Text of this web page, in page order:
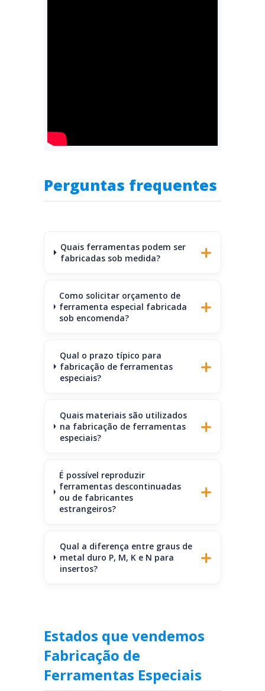
Perguntas frequentes
Quais ferramentas podem ser
fabricadas sob medida?
Como solicitar orçamento de
ferramenta especial fabricada
sob encomenda?
Qual o prazo típico para
fabricação de ferramentas
especiais?
Quais materiais são utilizados
na fabricação de ferramentas
especiais?
É possível reproduzir
ferramentas descontinuadas
ou de fabricantes
estrangeiros?
Qual a diferença entre graus de
metal duro P, M, K e N para
insertos?
Estados que vendemos
Fabricação de
Ferramentas Especiais